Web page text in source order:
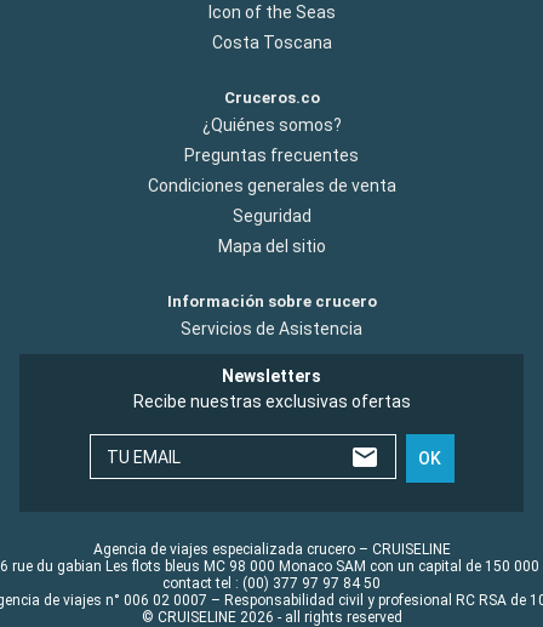
Icon of the Seas
Costa Toscana
Cruceros.co
¿Quiénes somos?
Preguntas frecuentes
Condiciones generales de venta
Seguridad
Mapa del sitio
Información sobre crucero
Servicios de Asistencia
Newsletters
Recibe nuestras exclusivas ofertas
TU EMAIL OK
Agencia de viajes especializada crucero – CRUISELINE
rue du gabian Les flots bleus MC 98 000 Monaco SAM con un capital de 150 000
contact tel : (00) 377 97 97 84 50
de viajes n° 006 02 0007 – Responsabilidad civil y profesional RC RSA de
© CRUISELINE 2026 - all rights reserved